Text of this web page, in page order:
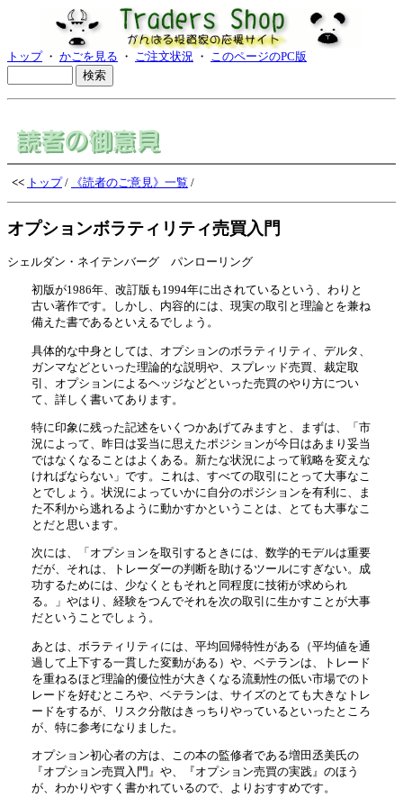
トップ・ かごを見る ・ ご注文状況 ・ このページのPC版
<< トップ/ 《読者のご意見》一覧 /
オプションボラティリティ売買入門
シェルダン・ネイテンバーグ パンローリング
初版が1986年、改訂版も1994年に出されているという、わりと
古い著作です。しかし、内容的には、現実の取引と理論とを兼ね
備えた書であるといえるでしょう。
具体的な中身としては、オプションのボラティリティ、デルタ、
ガンマなどといった理論的な説明や、スプレッド売買、裁定取
引、オプションによるヘッジなどといった売買のやり方につい
て、詳しく書いてあります。
特に印象に残った記述をいくつかあげてみますと、まずは、「市
況によって、昨日は妥当に思えたポジションが今日はあまり妥当
ではなくなることはよくある。新たな状況によって戦略を変えな
ければならない」です。これは、すべての取引にとって大事なこ
とでしょう。状況によっていかに自分のポジションを有利に、ま
た不利から逃れるように動かすかということは、とても大事なこ
とだと思います。
次には、「オプションを取引するときには、数学的モデルは重要
だが、それは、トレーダーの判断を助けるツールにすぎない。成
功するためには、少なくともそれと同程度に技術が求められ
る。」やはり、経験をつんでそれを次の取引に生かすことが大事
だということでしょう。
あとは、ボラティリティには、平均回帰特性がある（平均値を通
過して上下する一貫した変動がある）や、ベテランは、トレード
を重ねるほど理論的優位性が大きくなる流動性の低い市場でのト
レードを好むところや、ベテランは、サイズのとても大きなトレ
ードをするが、リスク分散はきっちりやっているといったところ
が、特に参考になりました。
オプション初心者の方は、この本の監修者である増田丞美氏の
『オプション売買入門』や、『オプション売買の実践』のほう
が、わかりやすく書かれているので、よりおすすめです。